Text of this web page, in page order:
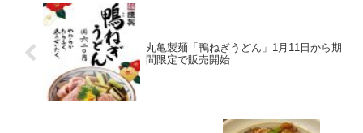
丸亀製麺「鴨ねぎうどん」1月11日から期
間限定で販売開始